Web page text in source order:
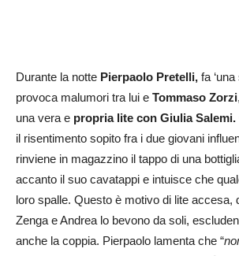
Durante la notte Pierpaolo Pretelli, fa
provoca malumori tra lui e Tommaso Zorzi
una vera e propria lite con Giulia Salemi.
il risentimento sopito fra i due giovani
rinviene in magazzino il tappo di una
accanto il suo cavatappi e intuisce che
loro spalle. Questo è motivo di lite accesa,
Zenga e Andrea lo bevono da soli,
anche la coppia. Pierpaolo lamenta che “